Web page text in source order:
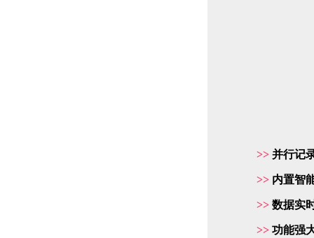
>> 并行记
>> 内置智
>> 数据实
>> 功能强